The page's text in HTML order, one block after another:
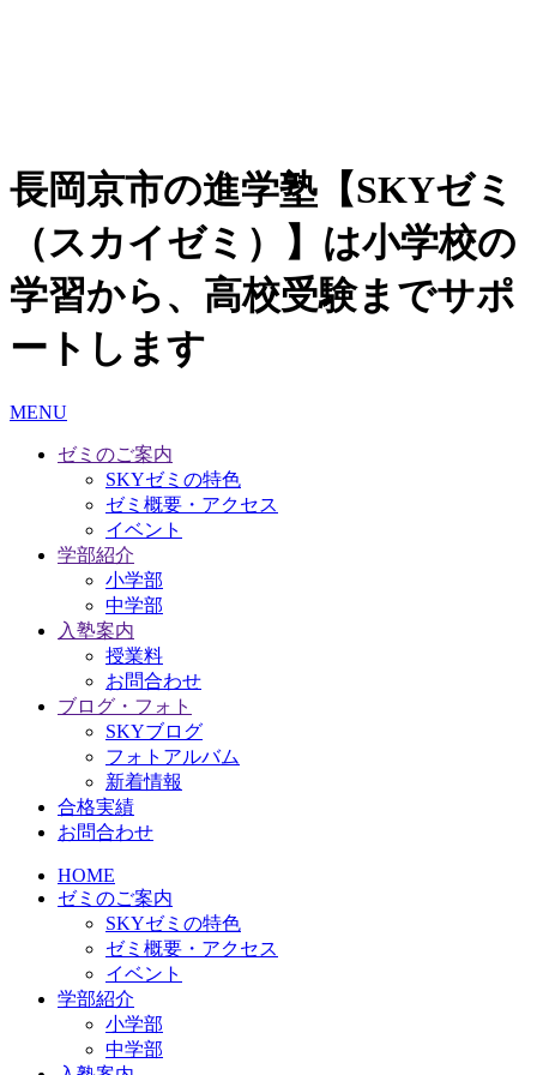
長岡京市の進学塾【SKYゼミ
（スカイゼミ）】は小学校の
学習から、高校受験までサポ
ートします
MENU
ゼミのご案内
SKYゼミの特色
ゼミ概要・アクセス
イベント
学部紹介
小学部
中学部
入塾案内
授業料
お問合わせ
ブログ・フォト
SKYブログ
フォトアルバム
新着情報
合格実績
お問合わせ
HOME
ゼミのご案内
SKYゼミの特色
ゼミ概要・アクセス
イベント
学部紹介
小学部
中学部